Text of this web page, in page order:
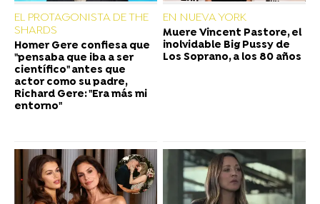
EL PROTAGONISTA DE THE
SHARDS
Homer Gere confiesa que
"pensaba que iba a ser
científico" antes que
actor como su padre,
Richard Gere: "Era más mi
entorno"
EN NUEVA YORK
Muere Vincent Pastore, el
inolvidable Big Pussy de
Los Soprano, a los 80 años